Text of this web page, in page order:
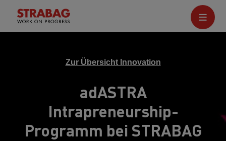
Zur Übersicht Innovation
adASTRA
Intrapreneurship-
Programm bei STRABAG